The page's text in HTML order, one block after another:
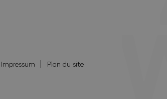
Impressum Plan du site